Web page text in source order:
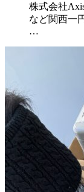
株式会社
など関西一
…